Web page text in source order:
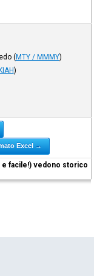
(MTY / MMMY)
)
Excel →
e facile!) vedono storico